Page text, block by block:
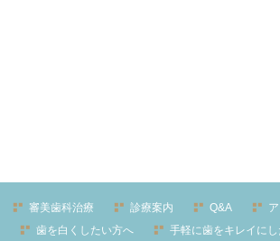
審美歯科治療 診療案内 Q&A
歯を白くしたい方へ 手軽に歯をキレイに